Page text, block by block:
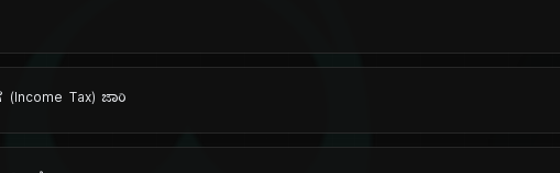
Tax) ಜಾರಿ